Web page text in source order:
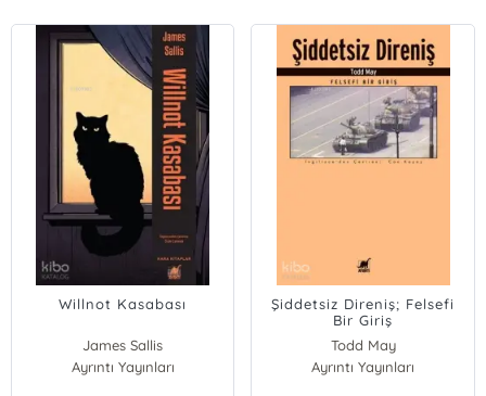
Willnot Kasabası
James Sallis
Ayrıntı Yayınları
Şiddetsiz Direniş; Felsefi
Bir Giriş
Todd May
Ayrıntı Yayınları